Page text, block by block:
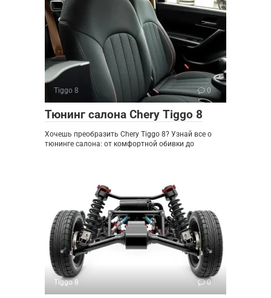
Tiggo 8 0
Тюнинг салона Chery Tiggo 8
Хочешь преобразить Chery Tiggo 8? Узнай все о
тюнинге салона: от комфортной обивки до
Tiggo 8 0